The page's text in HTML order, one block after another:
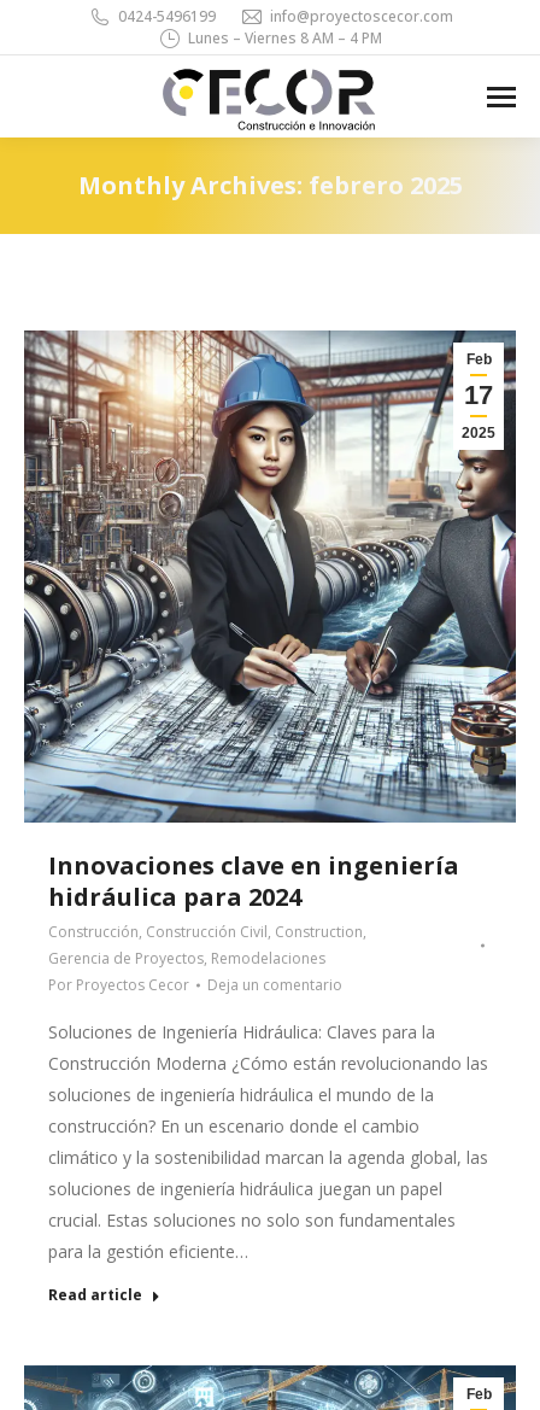
0424-5496199
info@proyectoscecor.com
Lunes – Viernes 8 AM – 4 PM
Monthly Archives: febrero 2025
Feb
17
2025
Innovaciones clave en ingeniería
hidráulica para 2024
Construcción, Construcción Civil, Construction,
Gerencia de Proyectos, Remodelaciones
Por Proyectos Cecor Deja un comentario
Soluciones de Ingeniería Hidráulica: Claves para la
Construcción Moderna ¿Cómo están revolucionando las
soluciones de ingeniería hidráulica el mundo de la
construcción? En un escenario donde el cambio
climático y la sostenibilidad marcan la agenda global, las
soluciones de ingeniería hidráulica juegan un papel
crucial. Estas soluciones no solo son fundamentales
para la gestión eficiente…
Read article
Feb